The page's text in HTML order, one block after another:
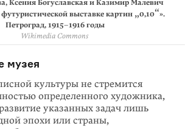
Ксения Богуславская и Казимир Малевич
выставке картин „0,10“».
Петроград, 1915–1916 годы
Wikimedia Commons
музея
культуры не стремится
опре­деленного художника,
указанных задач лишь
эпохи или страны,